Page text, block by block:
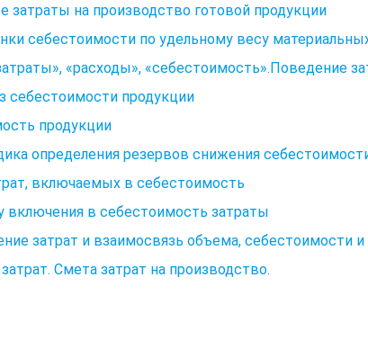
затраты на производство готовой продукции
себестоимости по удельному весу
«расходы», «себестоимость».Поведение
себестоимости продукции
продукции
определения резервов снижения
включаемых в себестоимость
включения в себестоимость затраты
затрат и взаимосвязь объема, себестоимости
Смета затрат на производство.